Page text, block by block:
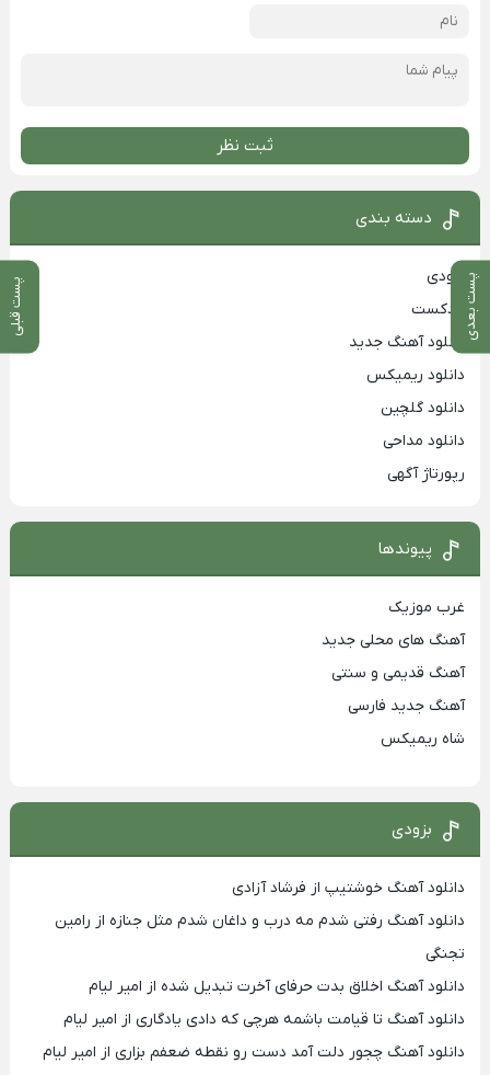
پست بعدی پست قبلی
ثبت نظر
دسته بندی
بزودی
پادکست
دانلود آهنگ جدید
دانلود ریمیکس
دانلود گلچین
دانلود مداحی
رپورتاژ آگهی
پیوندها
غرب موزیک
آهنگ های محلی جدید
آهنگ قدیمی و سنتی
آهنگ جدید فارسی
شاه ریمیکس
بزودی
دانلود آهنگ خوشتیپ از فرشاد آزادی
دانلود آهنگ رفتی شدم مه درب و داغان شدم مثل جنازه از رامین
تجنگی
دانلود آهنگ اخلاق بدت حرفای آخرت تبدیل شده از امیر لیام
دانلود آهنگ تا قیامت باشمه هرچی که دادی یادگاری از امیر لیام
دانلود آهنگ چجور دلت آمد دست رو نقطه ضعفم بزاری از امیر لیام